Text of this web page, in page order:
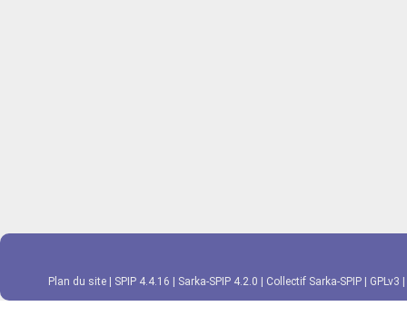
Plan du site SPIP 4.4.16 Sarka-SPIP 4.2.0 Collectif Sarka-SPIP GPLv3